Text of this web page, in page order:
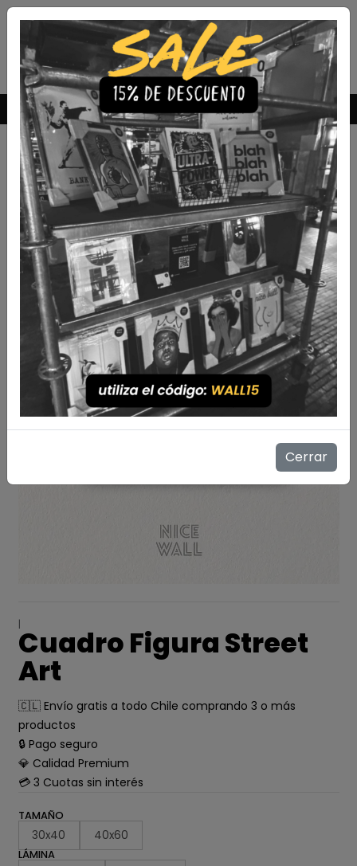
Envío Gratis a todo Chile comprando 3 o más productos
|
Cuadro Figura Street
Art
🇨🇱 Envío gratis a todo Chile comprando 3 o más
productos
🔒 Pago seguro
💎 Calidad Premium
💳 3 Cuotas sin interés
TAMAÑO
30x40 40x60
LÁMINA
Cerrar